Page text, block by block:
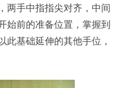
两手中指指尖对齐，中间
始前的准备位置，掌握到
此基础延伸的其他手位，